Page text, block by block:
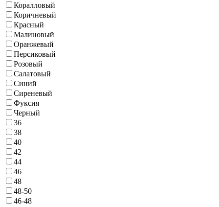
Коралловый
Коричневый
Красный
Малиновый
Оранжевый
Персиковый
Розовый
Салатовый
Синий
Сиреневый
Фуксия
Черный
36
38
40
42
44
46
48
48-50
46-48